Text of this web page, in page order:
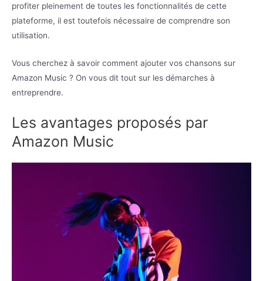
profiter pleinement de toutes les fonctionnalités de cette
plateforme, il est toutefois nécessaire de comprendre son
utilisation.
Vous cherchez à savoir comment ajouter vos chansons sur
Amazon Music ? On vous dit tout sur les démarches à
entreprendre.
Les avantages proposés par
Amazon Music